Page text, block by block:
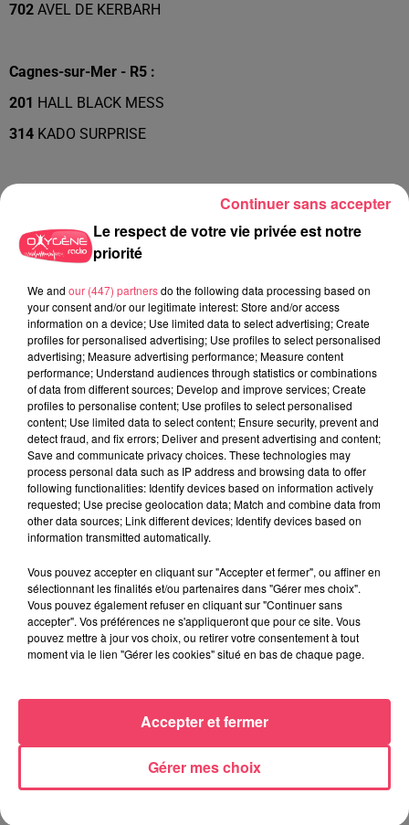
702 AVEL DE KERBARH
Cagnes-sur-Mer - R5 :
201 HALL BLACK MESS
314 KADO SURPRISE
FIL INFOS
7 août 2026
À Sillé-le-Guillaume, les courses hippiques font
vivre la forêt le...
Haut-Anjou. Qui sont ces centaines de cyclistes
sur les routes de...
1er août 2026
Podcast : L’hippodrome de Rochefort-sur-Loire
Combrée. Agressions sexuelles à l'ancien collège :
un homme entendu...
Le respect de votre vie privée est notre
priorité
We and our (447) partnersdo the following data processing based on
your consent and/or our legitimate interest: Store and/or access
information on a device; Use limited data to select advertising; Create
profiles for personalised advertising; Use profiles to select personalised
advertising; Measure advertising performance; Measure content
performance; Understand audiences through statistics or combinations
of data from different sources; Develop and improve services; Create
profiles to personalise content; Use profiles to select personalised
content; Use limited data to select content; Ensure security, prevent and
detect fraud, and fix errors; Deliver and present advertising and content;
Save and communicate privacy choices. These technologies may
process personal data such as IP address and browsing data to offer
following functionalities: Identify devices based on information actively
requested; Use precise geolocation data; Match and combine data from
other data sources; Link different devices; Identify devices based on
information transmitted automatically.
Vous pouvez accepter en cliquant sur "Accepter et fermer", ou affiner en
sélectionnant les finalités et/ou partenaires dans "Gérer mes choix".
Vous pouvez également refuser en cliquant sur "Continuer sans
accepter". Vos préférences ne s'appliqueront que pour ce site. Vous
pouvez mettre à jour vos choix, ou retirer votre consentement à tout
moment via le lien "Gérer les cookies" situé en bas de chaque page.
Gérer mes choix
Accepter et fermer
Continuer sans accepter